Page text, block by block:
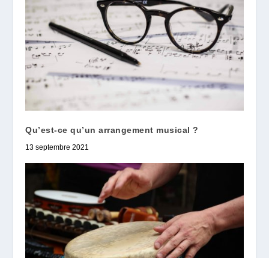
Qu’est-ce qu’un arrangement musical ?
13 septembre 2021